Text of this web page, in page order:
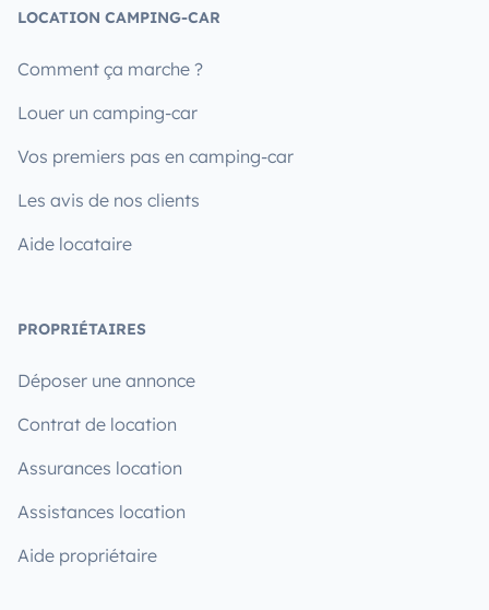
LOCATION CAMPING-CAR
Comment ça marche ?
Louer un camping-car
Vos premiers pas en camping-car
Les avis de nos clients
Aide locataire
PROPRIÉTAIRES
Déposer une annonce
Contrat de location
Assurances location
Assistances location
Aide propriétaire